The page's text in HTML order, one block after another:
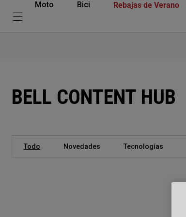
Moto Bici Rebajas de Verano
BELL CONTENT HUB
Todo Novedades Tecnologías